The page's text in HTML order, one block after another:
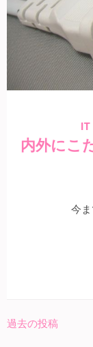
IT
内外にこ
今
過去の投稿